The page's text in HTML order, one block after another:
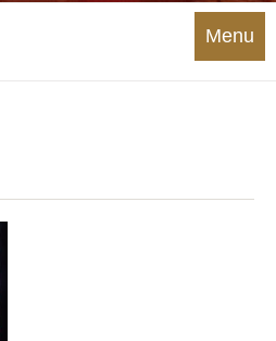
Menu